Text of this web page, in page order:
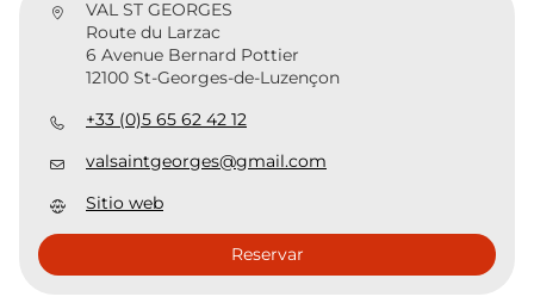
VAL ST GEORGES
Route du Larzac
6 Avenue Bernard Pottier
12100 St-Georges-de-Luzençon
+33 (0)5 65 62 42 12
valsaintgeorges@gmail.com
Sitio web
Reservar